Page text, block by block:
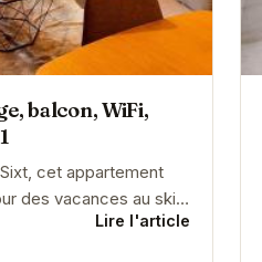
balcon, WiFi,
cet appartement
des vacances au ski
son balcon, sa
Lire l'article